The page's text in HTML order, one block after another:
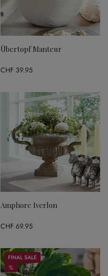
Übertopf Manteur
CHF 39.95
Amphore Iverlon
CHF 69.95
Sale
%
%